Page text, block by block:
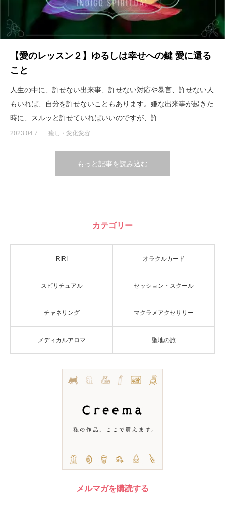
【愛のレッスン２】ゆるしは幸せへの鍵 愛に還る
こと
人生の中に、許せない出来事、許せない対応や暴言、許せない人
もいれば、自分を許せないこともあります。嫌な出来事が起きた
時に、スルッと許せていればいいのですが、許…
2023.04.7 癒し・変化変容
もっと記事を読み込む
カテゴリー
RIRI オラクルカード
スピリチュアル セッション・スクール
チャネリング マクラメアクセサリー
メディカルアロマ 聖地の旅
メルマガを購読する